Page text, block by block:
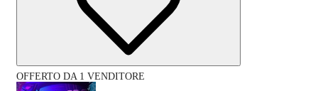
OFFERTO DA 1 VENDITORE